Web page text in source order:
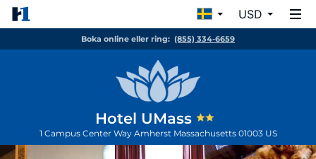
USD
Boka online eller ring: (855) 334-6659
Hotel UMass
1 Campus Center Way Amherst Massachusetts 01003 US